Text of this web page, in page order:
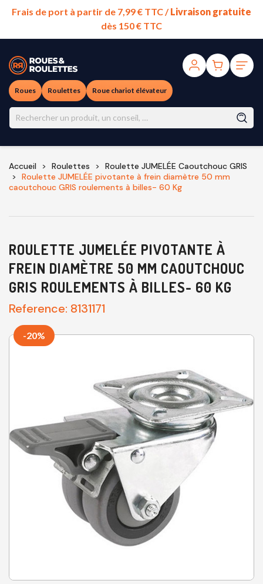
Frais de port à partir de 7,99 € TTC /Livraison gratuite
dès 150 € TTC
Roues Roulettes Roue chariot élévateur
Accueil Roulettes
Roulette JUMELÉE Caoutchouc GRIS
Roulette JUMELÉE pivotante à frein diamètre 50 mm
caoutchouc GRIS roulements à billes- 60 Kg
ROULETTE JUMELÉE PIVOTANTE À
FREIN DIAMÈTRE 50 MM CAOUTCHOUC
GRIS ROULEMENTS À BILLES- 60 KG
Reference: 8131171
-20%